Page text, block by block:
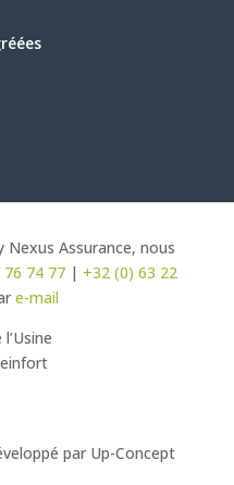
Nexus Assurance, nous
76 74 77 | +32 (0) 63 22
e-mail
par Up-Concept